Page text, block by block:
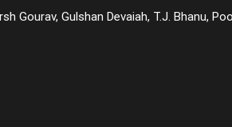
Gourav, Gulshan Devaiah, T.J. Bhanu,